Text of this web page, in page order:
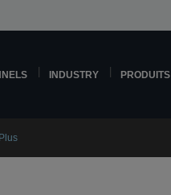
INDUSTRY PRODUITS